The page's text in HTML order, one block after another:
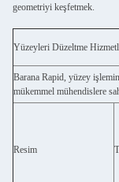
geometriyi keşfetmek.
Yüzeyleri Düzeltme
Barana Rapid, yüzey
mükemmel mühendislere
Resim